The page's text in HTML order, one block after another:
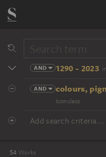
AND 1290 - 2023
AND colours,
Iconclass
Add search criteria...
54 Works